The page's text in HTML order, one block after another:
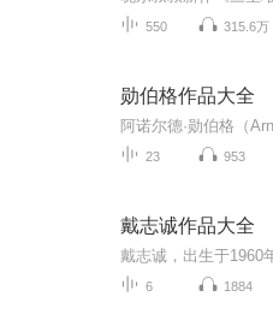
550 315.6万
勋伯格作品大全
23 953
戴志诚作品大全
6 1884